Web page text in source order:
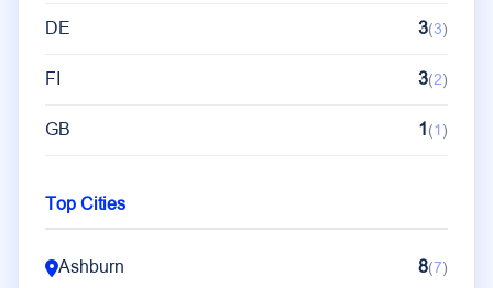
DE 3(3)
FI 3(2)
GB 1(1)
Top Cities
Ashburn 8(7)